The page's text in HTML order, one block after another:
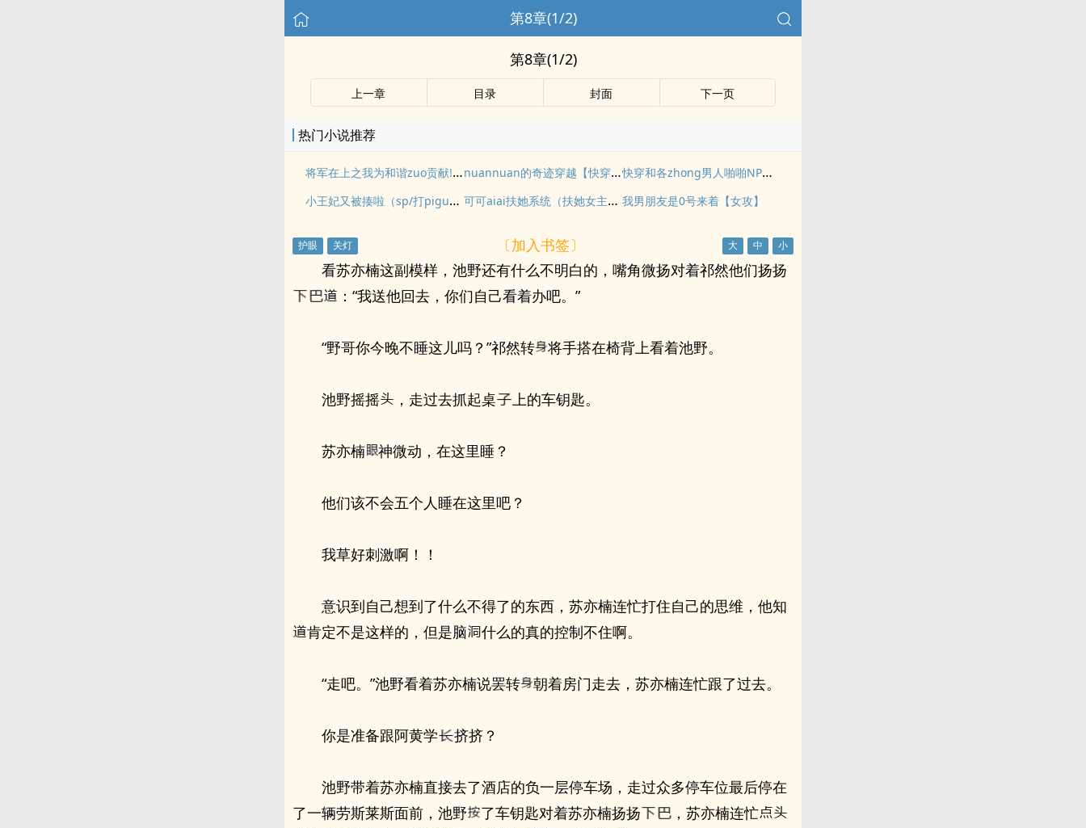
第8章(1/2)
第8章(1/2)
上一章 目录 封面 下一页
热门小说推荐
将军在上之我为和谐zuo贡献!（GB/女攻/1vN/rou/可能包hansm） nuannuan的奇迹穿越【快穿/游戏系统/H】
快穿和各zhong男人啪啪NP（包括系统）
小王妃又被揍啦（sp/打pigu&剧情
可可aiai扶她系统（扶她女主vs女孩子） 我男朋友是0号来着【女攻】
〔加入书签〕
看苏亦楠这副模样，池野还有什么不明白的，嘴角微扬对着祁然他们扬扬
：“我送他回去，你们自己看着办吧。”
“野哥你今晚不睡这儿吗？”祁然转 将手搭在椅背上看着池野。
池野摇摇 ，走过去抓起桌 上的车钥匙。
苏亦楠 神微动，在这里睡？
他们该不会五个人睡在这里吧？
我草好刺激啊！！
意识到自己想到了什么不得了的东西，苏亦楠连忙打住自己的思维，他知
肯定不是这样的，但是脑
什么的真的控制不住啊。
“走吧。”池野看着苏亦楠说罢转 朝着房门走去，苏亦楠连忙跟了过去。
你是准备跟阿黄学 挤挤？
池野带着苏亦楠直接去了酒店的负一层停车场，走过众多停车位最后停在
了一辆劳斯莱斯面前，池野
了车钥匙对着苏亦楠扬扬
，苏亦楠连忙